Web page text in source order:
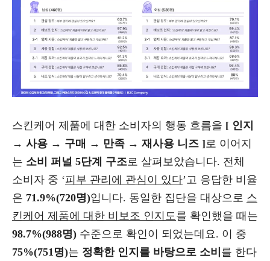
스킨케어 제품에 대한 소비자의 행동 흐름을 [ 인지
→ 사용 → 구매 → 만족 → 재사용 니즈 ] 로 이어지
는 소비 퍼널 5단계 구조로 살펴보았습니다. 전체
소비자 중 ‘피부 관리에 관심이 있다’고 응답한 비율
은 71.9%(720명)입니다. 동일한 집단을 대상으로 스
킨케어 제품에 대한 비보조 인지도 를 확인했을 때는
98.7%(988명) 수준으로 확인이 되었는데요. 이 중
75%(751명)는 정확한 인지를 바탕으로 소비 를 한다